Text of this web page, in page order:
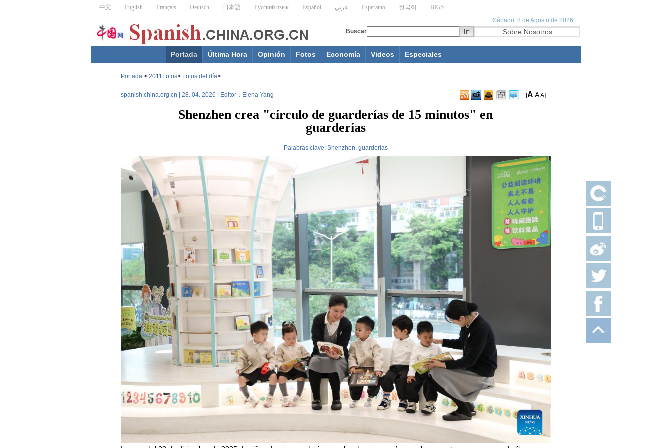
Portada Última Hora Opinión Fotos Economía Videos Especiales
Portada > 2011Fotos> Fotos del día>
spanish.china.org.cn | 28. 04. 2026 | Editor：Elena Yang [A AA]
Shenzhen crea "círculo de guarderías de 15 minutos" en
guarderías
Palabras clave: Shenzhen, guarderías